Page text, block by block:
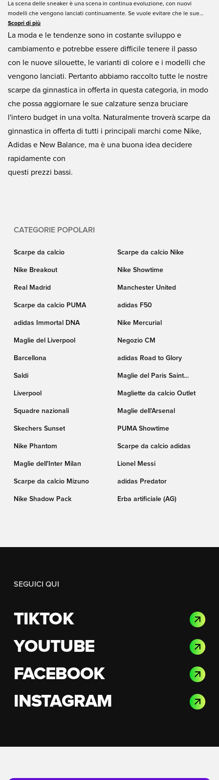
La scena delle sneaker è una scena in continua evoluzione, con nuovi
modelli che vengono lanciati continuamente. Se vuole evitare che le sue
scarpe da ginnastica le costino l'intero risparmio di una vita, allora dia
un'occhiata a questa categoria. Qui troverà le nostre ultime e migliori offerte
marchi: adidas, Nike e PUMA. Offriamo molti colori e dimensioni diversi, tutto
qui in Unisport.
Scopri di più
La moda e le tendenze sono in costante sviluppo e
cambiamento e potrebbe essere difficile tenere il passo
con le nuove silouette, le varianti di colore e i modelli che
vengono lanciati. Pertanto abbiamo raccolto tutte le nostre
scarpe da ginnastica in offerta in questa categoria, in modo
che possa aggiornare le sue calzature senza bruciare
l'intero budget in una volta. Naturalmente troverà scarpe da
ginnastica in offerta di tutti i principali marchi come Nike,
Adidas e New Balance, ma è una buona idea decidere
rapidamente con
questi prezzi bassi.
CATEGORIE POPOLARI
Scarpe da calcio Scarpe da calcio Nike
Nike Breakout Nike Showtime
Real Madrid Manchester United
Scarpe da calcio PUMA adidas F50
adidas Immortal DNA Nike Mercurial
Maglie del Liverpool Negozio CM
Barcellona adidas Road to Glory
Saldi
Maglie del Paris Saint
Liverpool
Magliette da calcio Outlet
Squadre nazionali Maglie dell'Arsenal
Skechers Sunset PUMA Showtime
Nike Phantom Scarpe da calcio adidas
Maglie dell'Inter Milan Lionel Messi
Scarpe da calcio Mizuno adidas Predator
Nike Shadow Pack Erba artificiale (AG)
SEGUICI QUI
TIKTOK
YOUTUBE
FACEBOOK
INSTAGRAM